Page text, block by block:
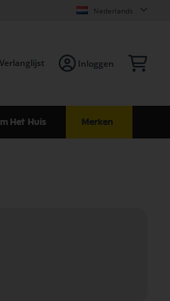
Nederlands
Verlanglijst Inloggen
Het Huis Merken